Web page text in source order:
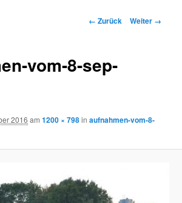
Bilder-
← Zurück Weiter →
vom-8-sep-
2016 am1200 × 798inaufnahmen-vom-8-